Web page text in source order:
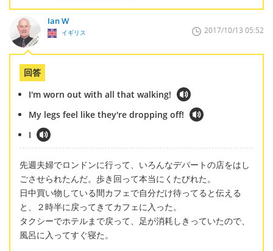
Ian W
イギリス 2017/10/13 05:52
回答
I'm worn out with all that walking!
My legs feel like they're dropping off!
I
先週夫婦でロンドンに行って、いろんなデパートの店をはし
ごさせられたんだ。歩き回って本当にくたびれた。
日中買い物している間カフェで自分だけ待ってると伝える
と、２時半に戻ってきてカフェに入った。
タクシーでホテルまで戻って、足が消耗しきっていたので、
風呂に入ってすぐ寝た。